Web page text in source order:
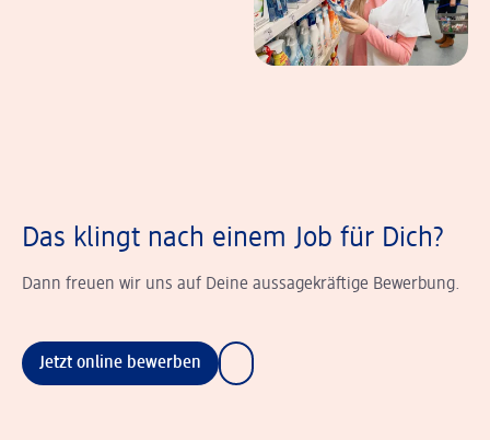
Das klingt nach einem Job für Dich?
Dann freuen wir uns auf Deine aussagekräftige Bewerbung.
Jetzt online bewerben